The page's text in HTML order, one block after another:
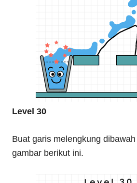
Level 30
Buat garis melengkung
gambar berikut ini.